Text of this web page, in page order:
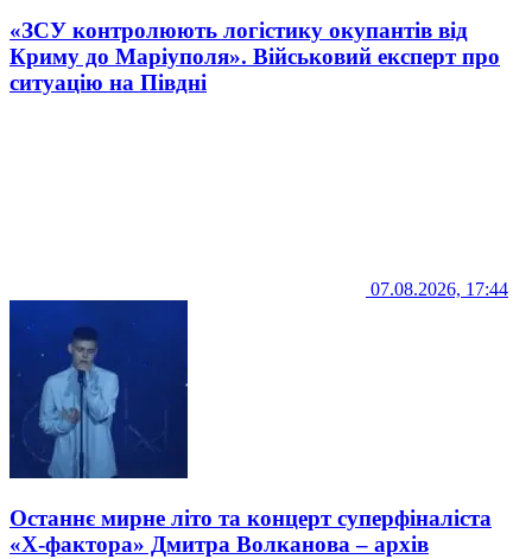
«ЗСУ контролюють логістику окупантів від
Криму до Маріуполя». Військовий експерт про
ситуацію на Півдні
07.08.2026, 17:44
Останнє мирне літо та концерт суперфіналіста
«Х-фактора» Дмитра Волканова – архів